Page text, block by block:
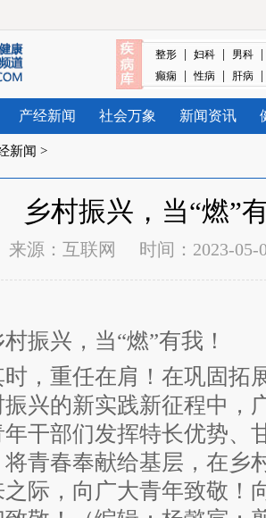
整形 | 妇科 | 男科 |
癫痫 | 性病 | 肝病 |
产经新闻 社会万象 新闻资讯
新闻 >
乡村振兴，当“燃”
来源： 互联网 时间：2023-05-
振兴，当“燃”有我！
重任在肩！在巩固拓
振兴的新实践新征程中，
干部们发挥特长优势、
青春奉献给基层，在乡
际，向广大青年致敬！